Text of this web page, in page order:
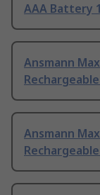
AAA Battery
Ansmann
Ansmann